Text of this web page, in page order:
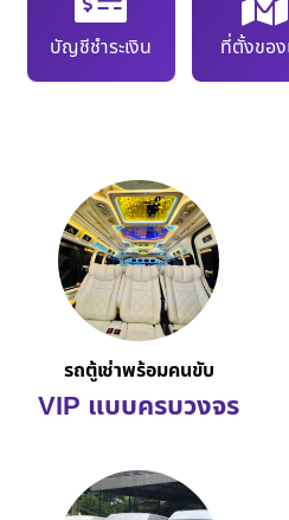
บัญชีชำระเงิน ที่ตั้งของ
รถตู้เช่าพร้อมคนขับ
VIP แบบครบวงจร